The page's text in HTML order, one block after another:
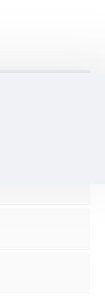
ряд пакетных
есть
и скидки!!